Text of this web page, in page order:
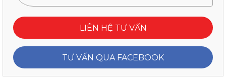
LIÊN HỆ TƯ VẤN
TƯ VẤN QUA FACEBOOK